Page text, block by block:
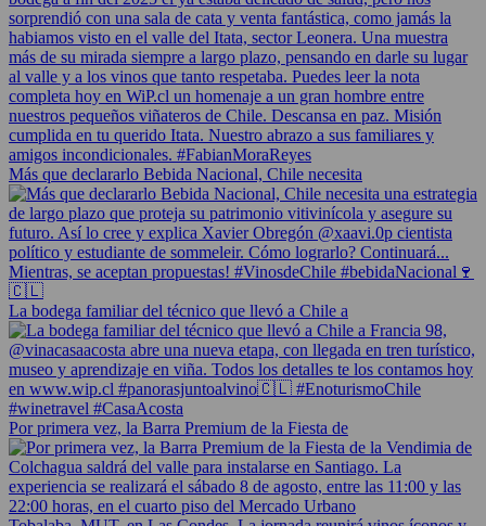
Más que declararlo Bebida Nacional, Chile necesita
La bodega familiar del técnico que llevó a Chile a
Por primera vez, la Barra Premium de la Fiesta de